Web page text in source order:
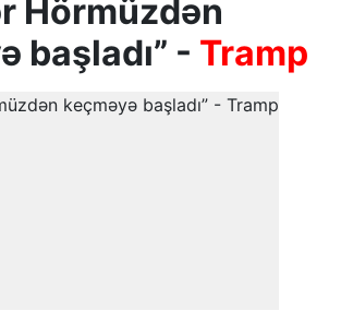
Hörmüzdən
başladı” - Tramp